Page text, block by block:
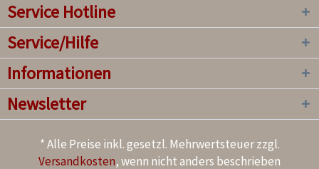
Service Hotline
Service/Hilfe
Informationen
Newsletter
* Alle Preise inkl. gesetzl. Mehrwertsteuer zzgl.
Versandkosten, wenn nicht anders beschrieben